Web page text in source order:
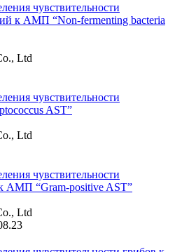
чувствительности
к АМП “Non-fermenting bacteria
Ltd
чувствительности
AST”
Ltd
чувствительности
АМП “Gram-positive AST”
Ltd